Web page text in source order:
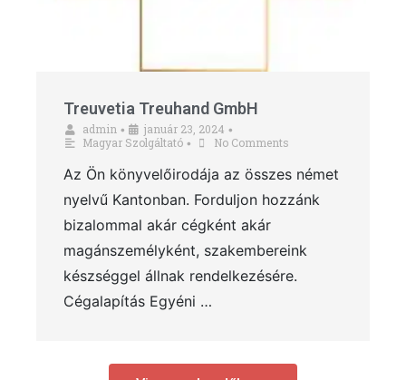
Treuvetia Treuhand GmbH
admin • január 23, 2024 •
Magyar Szolgáltató • No Comments
Az Ön könyvelőirodája az összes német
nyelvű Kantonban. Forduljon hozzánk
bizalommal akár cégként akár
magánszemélyként, szakembereink
készséggel állnak rendelkezésére.
Cégalapítás Egyéni …